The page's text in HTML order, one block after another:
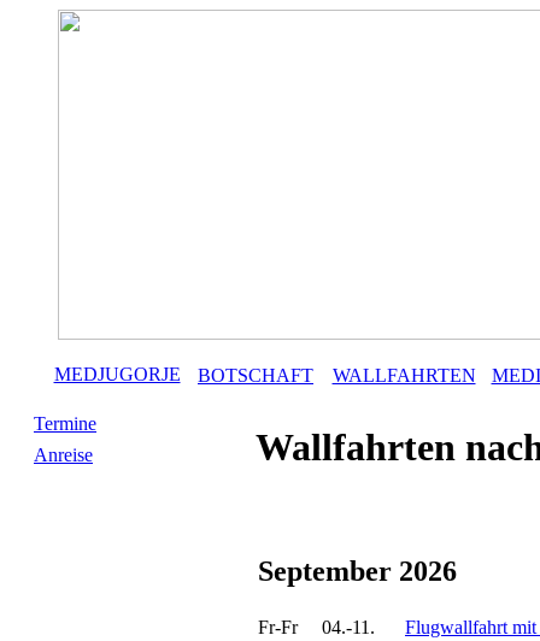
MEDJUGORJE BOTSCHAFT WALLFAHRTEN
Termine
Anreise
Wallfahrten
September 2026
Fr-Fr 04.-11.
Flugwallfahrt